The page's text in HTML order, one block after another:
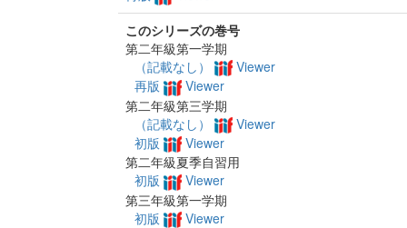
このシリーズの巻号
第二年級第一学期
（記載なし）
Viewer
再版
Viewer
第二年級第三学期
（記載なし）
Viewer
初版
Viewer
第二年級夏季自習用
初版
Viewer
第三年級第一学期
初版
Viewer